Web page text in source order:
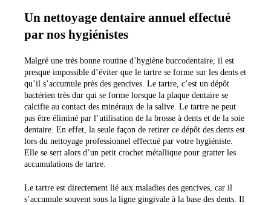
Un nettoyage dentaire annuel effectué
par nos hygiénistes
Malgré une très bonne routine d’hygiène buccodentaire, il est
presque impossible d’éviter que le tartre se forme sur les dents et
qu’il s’accumule près des gencives. Le tartre, c’est un dépôt
bactérien très dur qui se forme lorsque la plaque dentaire se
calcifie au contact des minéraux de la salive. Le tartre ne peut
pas être éliminé par l’utilisation de la brosse à dents et de la soie
dentaire. En effet, la seule façon de retirer ce dépôt des dents est
lors du nettoyage professionnel effectué par votre hygiéniste.
Elle se sert alors d’un petit crochet métallique pour gratter les
accumulations de tartre.
Le tartre est directement lié aux maladies des gencives, car il
s’accumule souvent sous la ligne gingivale à la base des dents. Il